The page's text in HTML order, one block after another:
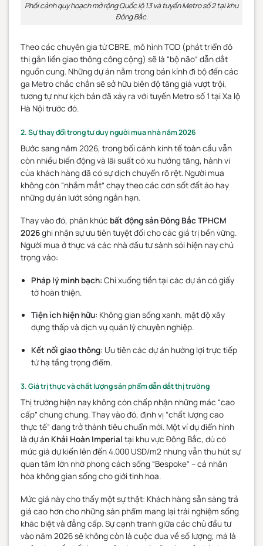
Phối cảnh quy hoạch mở rộng Quốc lộ 13 và tuyến Metro số 2 tại khu
Đông Bắc.
Theo các chuyên gia từ CBRE, mô hình TOD (phát triển đô
thị gắn liền giao thông công cộng) sẽ là “bộ não” dẫn dắt
nguồn cung. Những dự án nằm trong bán kính đi bộ đến các
ga Metro chắc chắn sẽ sở hữu biên độ tăng giá vượt trội,
tương tự như kịch bản đã xảy ra với tuyến Metro số 1 tại Xa lộ
Hà Nội trước đó.
2. Sự thay đổi trong tư duy người mua nhà năm 2026
Bước sang năm 2026, trong bối cảnh kinh tế toàn cầu vẫn
còn nhiều biến động và lãi suất có xu hướng tăng, hành vi
của khách hàng đã có sự dịch chuyển rõ rệt. Người mua
không còn “nhắm mắt” chạy theo các cơn sốt đất ảo hay
những dự án lướt sóng ngắn hạn.
Thay vào đó, phân khúc bất động sản Đông Bắc TPHCM
2026ghi nhận sự ưu tiên tuyệt đối cho các giá trị bền vững.
Người mua ở thực và các nhà đầu tư sành sỏi hiện nay chú
trọng vào:
Pháp lý minh bạch: Chỉ xuống tiền tại các dự án có giấy
tờ hoàn thiện.
Tiện ích hiện hữu: Không gian sống xanh, mật độ xây
dựng thấp và dịch vụ quản lý chuyên nghiệp.
Kết nối giao thông: Ưu tiên các dự án hưởng lợi trực tiếp
từ hạ tầng trọng điểm.
3. Giá trị thực và chất lượng sản phẩm dẫn dắt thị trường
Thị trường hiện nay không còn chấp nhận những mác “cao
cấp” chung chung. Thay vào đó, định vị “chất lượng cao
thực tế” đang trở thành tiêu chuẩn mới. Một ví dụ điển hình
là dự án Khải Hoàn Imperial tại khu vực Đông Bắc, dù có
mức giá dự kiến lên đến 4.000 USD/m2 nhưng vẫn thu hút sự
quan tâm lớn nhờ phong cách sống “Bespoke” – cá nhân
hóa không gian sống cho giới tinh hoa.
Mức giá này cho thấy một sự thật: Khách hàng sẵn sàng trả
giá cao hơn cho những sản phẩm mang lại trải nghiệm sống
khác biệt và đẳng cấp. Sự cạnh tranh giữa các chủ đầu tư
vào năm 2026 sẽ không còn là cuộc đua về số lượng, mà là